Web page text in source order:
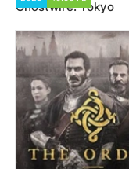
Ghostwire: Tokyo